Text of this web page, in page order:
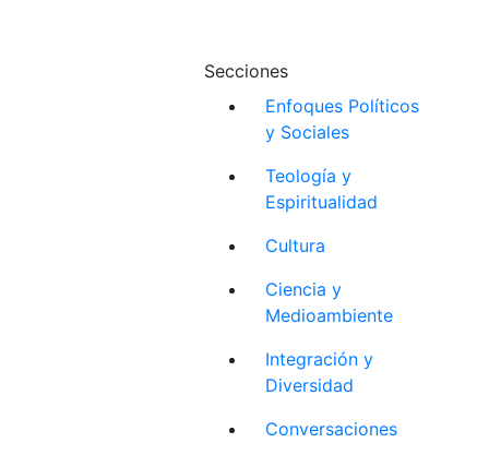
Secciones
Enfoques Políticos
y Sociales
Teología y
Espiritualidad
Cultura
Ciencia y
Medioambiente
Integración y
Diversidad
Conversaciones